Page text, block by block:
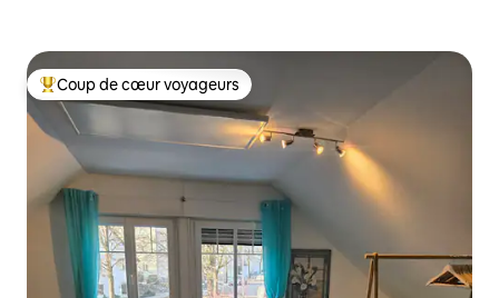
Coup de cœur voyageurs parmi les plus aimés
Coup de cœur voyageurs